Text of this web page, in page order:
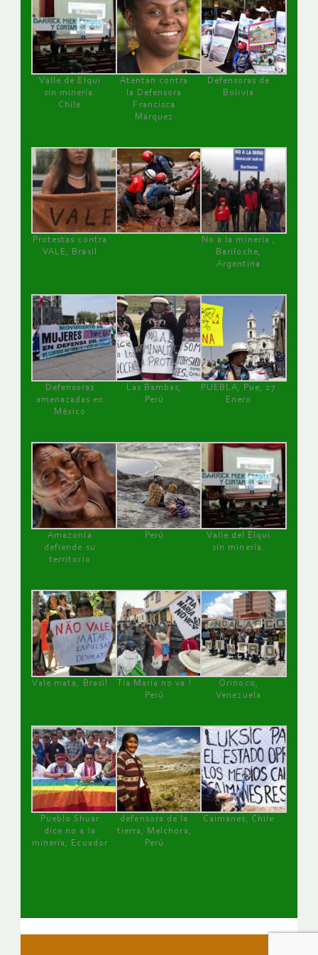
Valle de Elqui
sin minería.
Chile
Atentan contra
la Defensora
Francisca
Márquez
Defensoras de
Bolivia
Protestas contra
VALE, Brasil
No a la minería ,
Bariloche,
Argentina
Defensoras
amenazadas en
México
Las Bambas,
Perú
PUEBLA, Pue, 27
Enero
Amazonía
defiende su
territorio
Perú
Valle del Elqui
sin minería.
Vale mata, Brasil
Tía María no va !
Perú
Orinoco,
Venezuela
Pueblo Shuar
dice no a la
minería, Ecuador
defensora de la
tierra, Melchora,
Perú
Caimanes, Chile